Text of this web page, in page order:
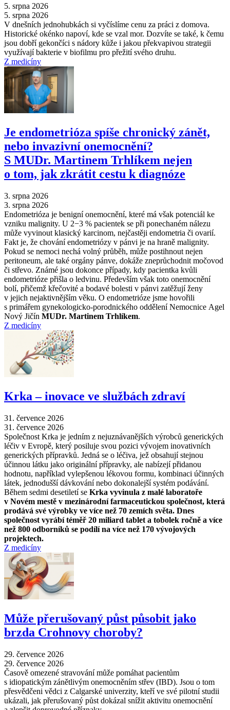
5. srpna 2026
5. srpna 2026
V dnešních jednohubkách si vyčíslíme cenu za práci z domova.
Historické okénko napoví, kde se vzal mor. Dozvíte se také, k čemu
jsou dobří gekončíci s nádory kůže i jakou překvapivou strategii
využívají bakterie v biofilmu pro přežití svého druhu.
Z medicíny
Je endometrióza spíše chronický zánět,
nebo invazivní onemocnění?
S MUDr. Martinem Trhlíkem nejen
o tom, jak zkrátit cestu k diagnóze
3. srpna 2026
3. srpna 2026
Endometrióza je benigní onemocnění, které má však potenciál ke
vzniku malignity. U 2−3 % pacientek se při ponechaném nálezu
může vyvinout klasický karcinom, nejčastěji endometria či ovarií.
Fakt je, že chování endometriózy v pánvi je na hraně malignity.
Pokud se nemoci nechá volný průběh, může postihnout nejen
peritoneum, ale také orgány pánve, dokáže zneprůchodnit močovod
či střevo. Známé jsou dokonce případy, kdy pacientka kvůli
endometrióze přišla o ledvinu. Především však toto onemocnění
bolí, přičemž křečovité a bodavé bolesti v pánvi zatěžují ženy
v jejich nejaktivnějším věku. O endometrióze jsme hovořili
s primářem gynekologicko-porodnického oddělení Nemocnice Agel
Nový Jičín MUDr. Martinem Trhlíkem.
Z medicíny
Krka –⁠ inovace ve službách zdraví
31. července 2026
31. července 2026
Společnost Krka je jedním z nejuznávanějších výrobců generických
léčiv v Evropě, který posiluje svou pozici vývojem inovativních
generických přípravků. Jedná se o léčiva, jež obsahují stejnou
účinnou látku jako originální přípravky, ale nabízejí přidanou
hodnotu, například vylepšenou lékovou formu, kombinaci účinných
látek, jednodušší dávkování nebo dokonalejší systém podávání.
Během sedmi desetiletí se Krka vyvinula z malé laboratoře
v Novém mestě v mezinárodní farmaceutickou společnost, která
prodává své výrobky ve více než 70 zemích světa. Dnes
společnost vyrábí téměř 20 miliard tablet a tobolek ročně a více
než 800 odborníků se podílí na více než 170 vývojových
projektech.
Z medicíny
Může přerušovaný půst působit jako
brzda Crohnovy choroby?
29. července 2026
29. července 2026
Časově omezené stravování může pomáhat pacientům
s idiopatickým zánětlivým onemocněním střev (IBD). Jsou o tom
přesvědčeni vědci z Calgarské univerzity, kteří ve své pilotní studii
ukázali, jak přerušovaný půst dokázal snížit aktivitu onemocnění